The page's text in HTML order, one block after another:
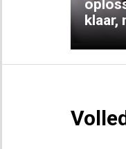
klaar,